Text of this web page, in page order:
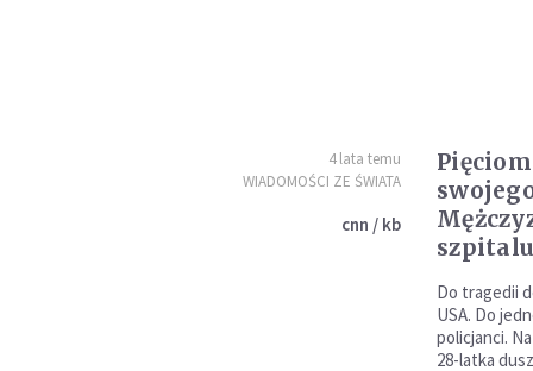
4 lata temu
WIADOMOŚCI ZE ŚWIATA
cnn / kb
szpitalu
Do tragedii
USA. Do
policjanci.
28-latka